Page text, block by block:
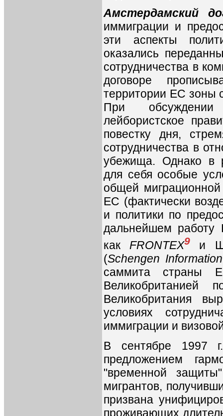
Амстердамский
иммиграции и
эти аспекты
оказались
сотрудничества в
договоре
территории ЕС зоны
При
лейбористское
повестку дня,
сотрудничества в
убежища. Однако в
для себя особые
общей
ЕС (фактически
и политики по
дальнейшем работу
как FRONTEX9 и
(Schengen
саммита страны
Великобританией
Великобритания
условиях
иммиграции и
В сентябре 1997
предложением
"временной
мигрантов,
призвана
проживающих